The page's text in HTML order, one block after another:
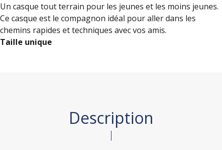
Un casque tout terrain pour les jeunes et les moins jeunes.
Ce casque est le compagnon idéal pour aller dans les
chemins rapides et techniques avec vos amis.
Taille unique
Description